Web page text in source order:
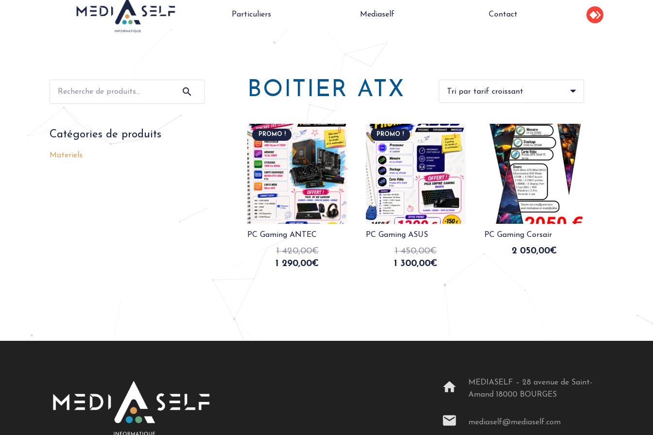
Particuliers Mediaself Contact
BOITIER ATX
PROMO !
PC Gaming ANTEC
1 420,00€
1 290,00€
PROMO !
PC Gaming ASUS
1 450,00€
1 300,00€
PC Gaming Corsair
2 050,00€
Catégories de produits
Materiels
home
MEDIASELF – 28 avenue de Saint-
Amand 18000 BOURGES
mail mediaself@mediaself.com